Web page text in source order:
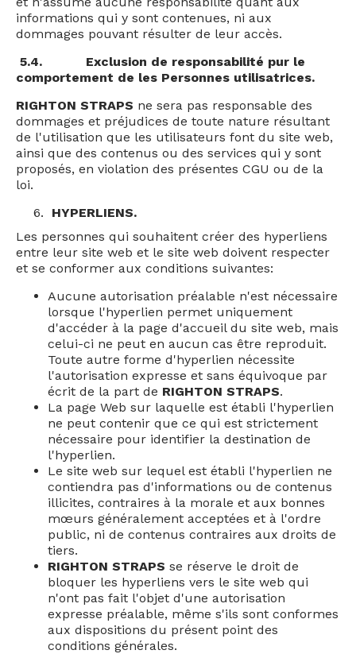
informations qui y sont contenues, ni aux
dommages pouvant résulter de leur accès.
5.4.
Exclusion de responsabilité pur le
comportement de les Personnes utilisatrices.
RIGHTON STRAPS ne sera pas responsable des
dommages et préjudices de toute nature résultant
de l'utilisation que les utilisateurs font du site web,
ainsi que des contenus ou des services qui y sont
proposés, en violation des présentes CGU ou de la
loi.
HYPERLIENS.
Les personnes qui souhaitent créer des hyperliens
entre leur site web et le site web doivent respecter
et se conformer aux conditions suivantes:
Aucune autorisation préalable n'est nécessaire
lorsque l'hyperlien permet uniquement
d'accéder à la page d'accueil du site web, mais
celui-ci ne peut en aucun cas être reproduit.
Toute autre forme d'hyperlien nécessite
l'autorisation expresse et sans équivoque par
écrit de la part de RIGHTON STRAPS.
La page Web sur laquelle est établi l'hyperlien
ne peut contenir que ce qui est strictement
nécessaire pour identifier la destination de
l'hyperlien.
Le site web sur lequel est établi l'hyperlien ne
contiendra pas d'informations ou de contenus
illicites, contraires à la morale et aux bonnes
mœurs généralement acceptées et à l'ordre
public, ni de contenus contraires aux droits de
tiers.
RIGHTON STRAPS se réserve le droit de
bloquer les hyperliens vers le site web qui
n'ont pas fait l'objet d'une autorisation
expresse préalable, même s'ils sont conformes
aux dispositions du présent point des
conditions générales.